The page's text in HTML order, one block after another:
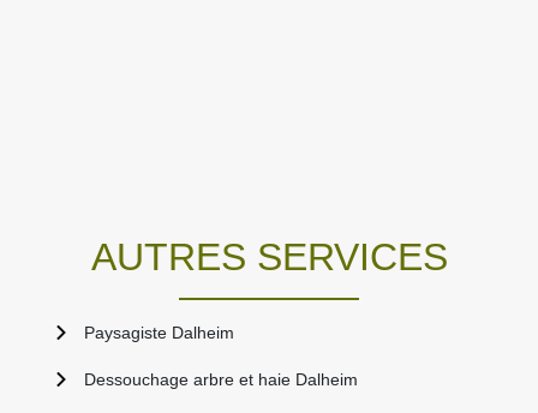
AUTRES SERVICES
Paysagiste Dalheim
Dessouchage arbre et haie Dalheim